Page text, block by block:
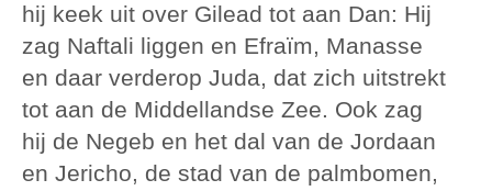
hij keek uit over Gilead tot aan Dan: Hij
zag Naftali liggen en Efraïm, Manasse
en daar verderop Juda, dat zich uitstrekt
tot aan de Middellandse Zee. Ook zag
hij de Negeb en het dal van de Jordaan
en Jericho, de stad van de palmbomen,